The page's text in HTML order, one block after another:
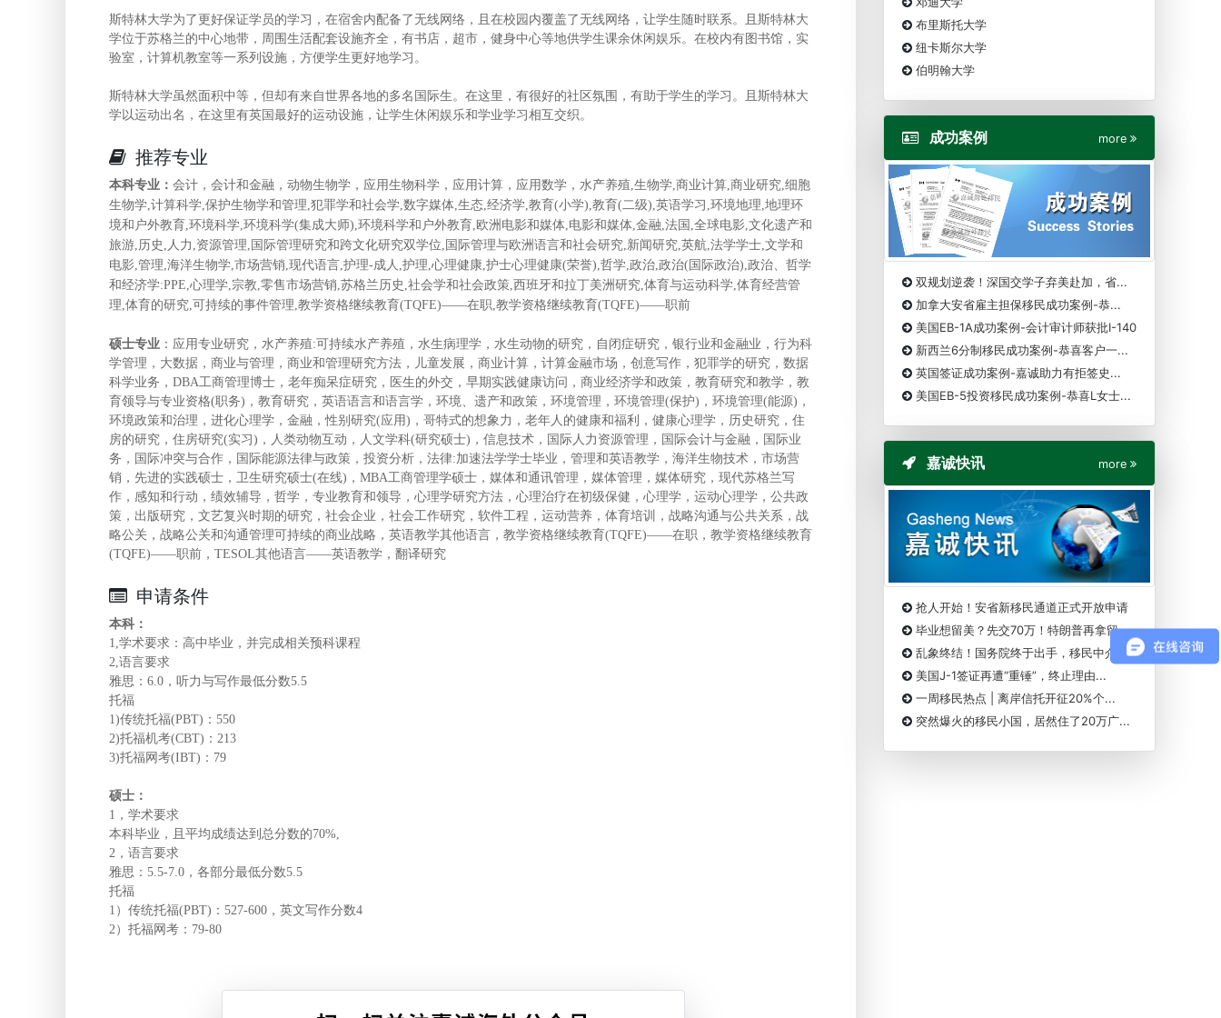
斯特林大学为了更好保证学员的学习，在宿舍内配备了无线网络，且在校园内覆盖了无线网络，让学生随时联系。且斯特林大
学位于苏格兰的中心地带，周围生活配套设施齐全，有书店，超市，健身中心等地供学生课余休闲娱乐。在校内有图书馆，实
验室，计算机教室等一系列设施，方便学生更好地学习。
斯特林大学虽然面积中等，但却有来自世界各地的多名国际生。在这里，有很好的社区氛围，有助于学生的学习。且斯特林大
学以运动出名，在这里有英国最好的运动设施，让学生休闲娱乐和学业学习相互交织。
推荐专业
本科专业： 会计，会计和金融，动物生物学，应用生物科学，应用计算，应用数学，水产养殖,生物学,商业计算,商业研究,细胞
生物学,计算科学,保护生物学和管理,犯罪学和社会学,数字媒体,生态,经济学,教育(小学),教育(二级),英语学习,环境地理,地理环
境和户外教育,环境科学,环境科学(集成大师),环境科学和户外教育,欧洲电影和媒体,电影和媒体,金融,法国,全球电影,文化遗产和
旅游,历史,人力,资源管理,国际管理研究和跨文化研究双学位,国际管理与欧洲语言和社会研究,新闻研究,英航,法学学士,文学和
电影,管理,海洋生物学,市场营销,现代语言,护理-成人,护理,心理健康,护士心理健康(荣誉),哲学,政治,政治(国际政治),政治、哲学
和经济学:PPE,心理学,宗教,零售市场营销,苏格兰历史,社会学和社会政策,西班牙和拉丁美洲研究,体育与运动科学,体育经营管
理,体育的研究,可持续的事件管理,教学资格继续教育(TQFE)——在职,教学资格继续教育(TQFE)——职前
硕士专业 ：应用专业研究，水产养殖:可持续水产养殖，水生病理学，水生动物的研究，自闭症研究，银行业和金融业，行为科
学管理，大数据，商业与管理，商业和管理研究方法，儿童发展，商业计算，计算金融市场，创意写作，犯罪学的研究，数据
科学业务，DBA工商管理博士，老年痴呆症研究，医生的外交，早期实践健康访问，商业经济学和政策，教育研究和教学，教
育领导与专业资格(职务)，教育研究，英语语言和语言学，环境、遗产和政策，环境管理，环境管理(保护)，环境管理(能源)，
环境政策和治理，进化心理学，金融，性别研究(应用)，哥特式的想象力，老年人的健康和福利，健康心理学，历史研究，住
房的研究，住房研究(实习)，人类动物互动，人文学科(研究硕士)，信息技术，国际人力资源管理，国际会计与金融，国际业
务，国际冲突与合作，国际能源法律与政策，投资分析，法律:加速法学学士毕业，管理和英语教学，海洋生物技术，市场营
销，先进的实践硕士，卫生研究硕士(在线)，MBA工商管理学硕士，媒体和通讯管理，媒体管理，媒体研究，现代苏格兰写
作，感知和行动，绩效辅导，哲学，专业教育和领导，心理学研究方法，心理治疗在初级保健，心理学，运动心理学，公共政
策，出版研究，文艺复兴时期的研究，社会企业，社会工作研究，软件工程，运动营养，体育培训，战略沟通与公共关系，战
略公关，战略公关和沟通管理可持续的商业战略，英语教学其他语言，教学资格继续教育(TQFE)——在职，教学资格继续教育
(TQFE)——职前，TESOL其他语言——英语教学，翻译研究
申请条件
本科：
1,学术要求：高中毕业，并完成相关预科课程
2,语言要求
雅思：6.0，听力与写作最低分数5.5
托福
1)传统托福(PBT)：550
2)托福机考(CBT)：213
3)托福网考(IBT)：79
硕士：
1，学术要求
本科毕业，且平均成绩达到总分数的70%,
2，语言要求
雅思：5.5-7.0，各部分最低分数5.5
托福
1）传统托福(PBT)：527-600，英文写作分数4
2）托福网考：79-80
布里斯托大学
纽卡斯尔大学
伯明翰大学
成功案例 more
双规划逆袭！深国交学子弃美赴加，省...
加拿大安省雇主担保移民成功案例-恭...
美国EB-1A成功案例-会计审计师获批I-140
新西兰6分制移民成功案例-恭喜客户一...
英国签证成功案例-嘉诚助力有拒签史...
美国EB-5投资移民成功案例-恭喜L女士...
嘉诚快讯 more
抢人开始！安省新移民通道正式开放申请
毕业想留美？先交70万！特朗普再拿留...
乱象终结！国务院终于出手，移民中介...
美国J-1签证再遭“重锤”，终止理由...
一周移民热点 | 离岸信托开征20%个...
突然爆火的移民小国，居然住了20万广...